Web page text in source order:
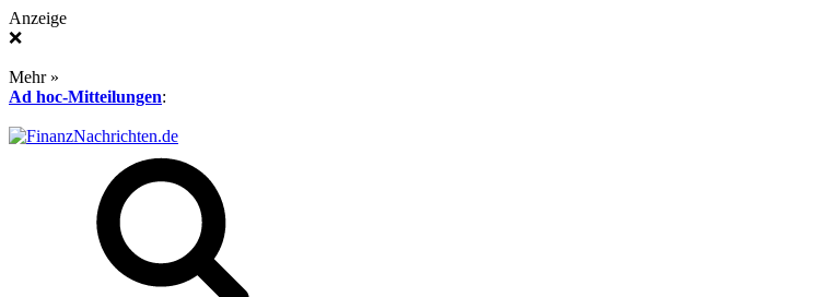
Anzeige
❌
Mehr »
Ad hoc-Mitteilungen: